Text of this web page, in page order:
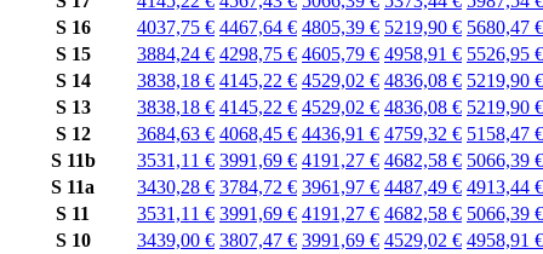
S 16
4037,75 € 4467,64 € 4805,39 € 5219,90 € 5680,47 €
S 15
3884,24 € 4298,75 € 4605,79 € 4958,91 € 5526,95 €
S 14
3838,18 € 4145,22 € 4529,02 € 4836,08 € 5219,90 €
S 13
3838,18 € 4145,22 € 4529,02 € 4836,08 € 5219,90 €
S 12
3684,63 € 4068,45 € 4436,91 € 4759,32 € 5158,47 €
S 11b
3531,11 € 3991,69 € 4191,27 € 4682,58 € 5066,39 €
S 11a
3430,28 € 3784,72 € 3961,97 € 4487,49 € 4913,44 €
S 11
3531,11 € 3991,69 € 4191,27 € 4682,58 € 5066,39 €
S 10
3439,00 € 3807,47 € 3991,69 € 4529,02 € 4958,91 €